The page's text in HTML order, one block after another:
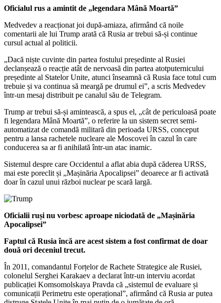
Oficialul rus a amintit de „legendara Mână Moartă”
Medvedev a reacționat joi după-amiaza, afirmând că noile
comentarii ale lui Trump arată că Rusia ar trebui să-și continue
cursul actual al politicii.
„Dacă niște cuvinte din partea fostului președinte al Rusiei
declanșează o reacție atât de nervoasă din partea atotputernicului
președinte al Statelor Unite, atunci înseamnă că Rusia face totul cum
trebuie și va continua să meargă pe drumul ei”, a scris Medvedev
într-un mesaj distribuit pe canalul său de Telegram.
Trump ar trebui să-și amintească, a spus el, „cât de periculoasă poate
fi legendara Mână Moartă”, o referire la un sistem secret semi-
automatizat de comandă militară din perioada URSS, conceput
pentru a lansa rachetele nucleare ale Moscovei în cazul în care
conducerea sa ar fi anihilată într-un atac inamic.
Sistemul despre care Occidentul a aflat abia după căderea URSS,
mai este poreclit și „Mașinăria Apocalipsei” deoarece ar fi activată
doar în cazul unui război nuclear pe scară largă.
Oficialii ruși nu vorbesc aproape niciodată de „Mașinăria
Apocalipsei”
Faptul că Rusia încă are acest sistem a fost confirmat de doar
două ori deceniul trecut.
În 2011, comandantul Forțelor de Rachete Strategice ale Rusiei,
colonelul Serghei Karakaev a declarat într-un interviu acordat
publicației Komsomolskaya Pravda că „sistemul de evaluare și
comunicații Perimetru este operațional”, afirmând că Rusia ar putea